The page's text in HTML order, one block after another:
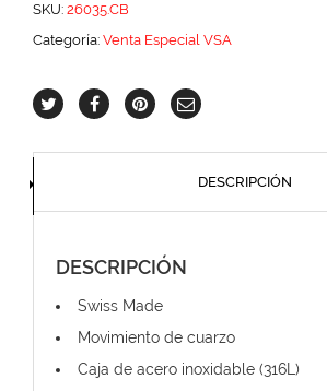
SKU: 26035.CB
Categoría: Venta Especial VSA
DESCRIPCIÓN
DESCRIPCIÓN
Swiss Made
Movimiento de cuarzo
Caja de acero inoxidable (316L)